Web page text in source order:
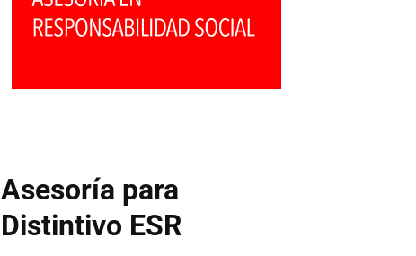
Asesoría para
Distintivo ESR